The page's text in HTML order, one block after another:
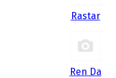
Rastar
Ren Da